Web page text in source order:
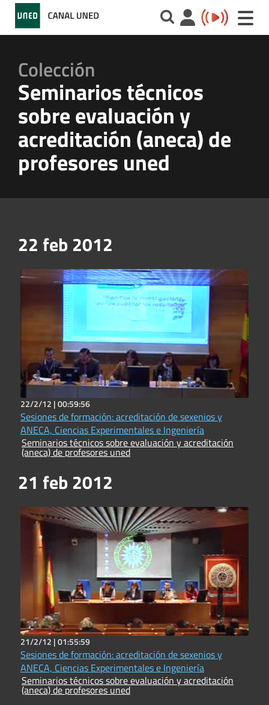
Toggle
Colección
Seminarios técnicos
sobre evaluación y
acreditación (aneca) de
profesores uned
22 feb 2012
22/2/12 |00:59:56
Sesiones de formación: acreditación de sexenios y
ANECA, Ciencias Experimentales e Ingeniería
Seminarios técnicos sobre evaluación y acreditación
(aneca) de profesores uned
21 feb 2012
21/2/12 |01:55:59
Sesiones de formación: acreditación de sexenios y
ANECA, Ciencias Experimentales e Ingeniería
Seminarios técnicos sobre evaluación y acreditación
(aneca) de profesores uned